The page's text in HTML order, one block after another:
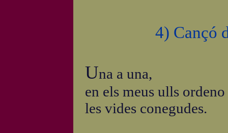
4) Cançó
Una a una,
en els meus ulls ordeno
les vides conegudes.